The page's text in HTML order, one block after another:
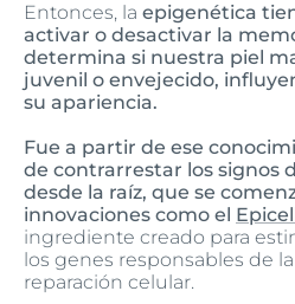
Entonces, la epigenética
activar o desactivar la
determina si nuestra piel
juvenil o envejecido,
su apariencia.
Fue a partir de ese
de contrarrestar los signos
desde la raíz, que se
innovaciones como el
ingrediente creado para
los genes responsables de
reparación celular.